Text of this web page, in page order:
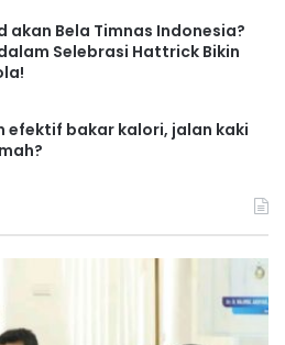
akan Bela Timnas Indonesia?
Selebrasi Hattrick Bikin
efektif bakar kalori, jalan kaki